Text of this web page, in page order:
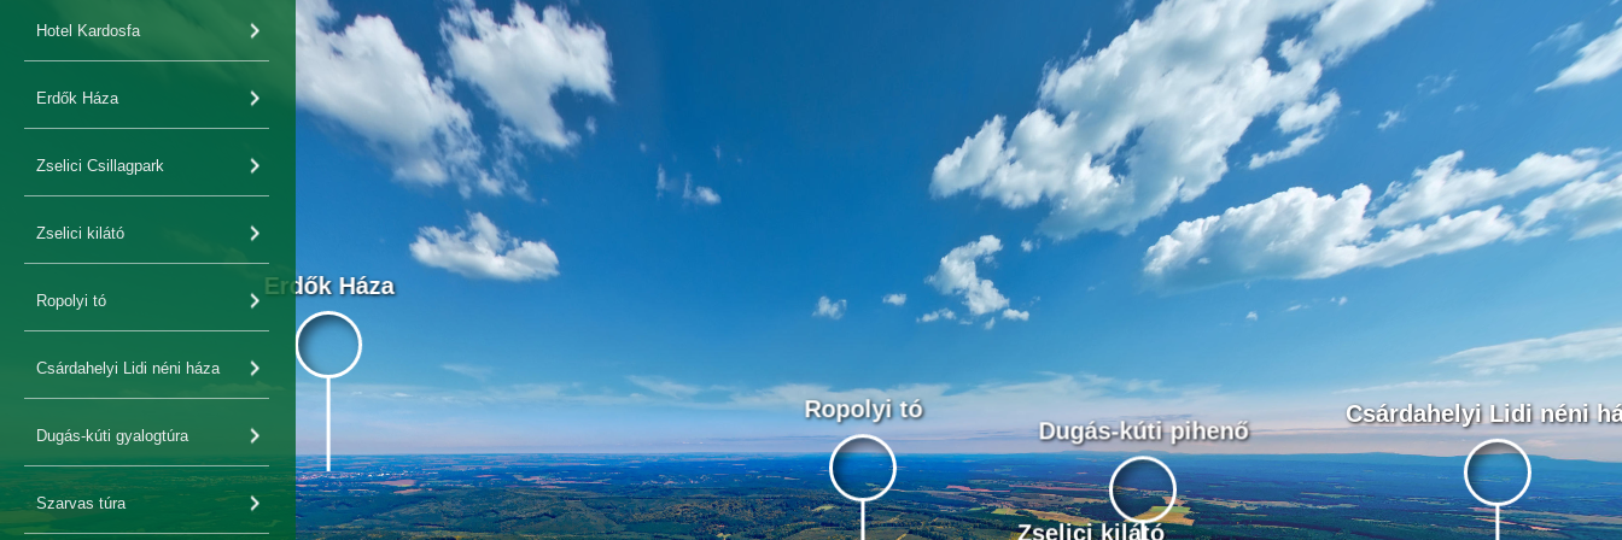
Hotel Kardosfa
Erdők Háza
Zselici Csillagpark
Zselici kilátó
Ropolyi tó
Csárdahelyi Lidi néni háza
Dugás-kúti gyalogtúra
Szarvas túra
Ropolyi tó Csárdahelyi Lidi néni
Zselici kilátó
Dugás-kúti pihenő
Erdők Háza